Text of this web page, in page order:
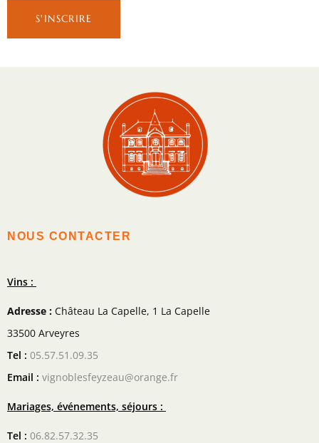
NOUS CONTACTER
Vins :
Adresse : Château La Capelle, 1 La Capelle
33500 Arveyres
Tel : 05.57.51.09.35
Email : vignoblesfeyzeau@orange.fr
Mariages, événements, séjours :
Tel : 06.82.57.32.35